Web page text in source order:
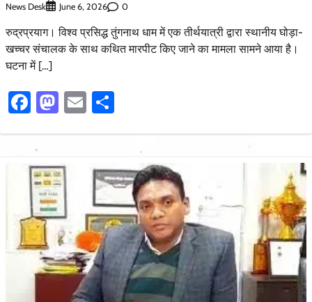
News Desk June 6, 2026 0
रुद्रप्रयाग। विश्व प्रसिद्ध तुंगनाथ धाम में एक तीर्थयात्री द्वारा स्थानीय घोड़ा-
खच्चर संचालक के साथ कथित मारपीट किए जाने का मामला सामने आया है।
घटना में […]
Facebook
Mastodon
Email